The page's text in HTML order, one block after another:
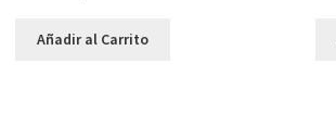
Añadir al Carrito